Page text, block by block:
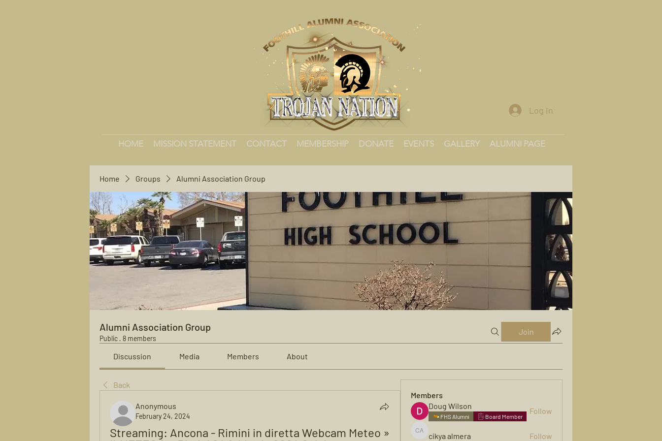
Log In
HOME MISSION STATEMENT CONTACT MEMBERSHIP DONATE EVENTS GALLERY ALUMNI PAGE
Home Groups Alumni Association Group
Alumni Association Group
Public · 8 members
Join
Discussion Media Members About
Back
Anonymous
February 24, 2024
Streaming: Ancona - Rimini in diretta Webcam Meteo »
Members
Doug Wilson
FHS Alumni Board Member
Follow
cikya almera
cikya almera Follow